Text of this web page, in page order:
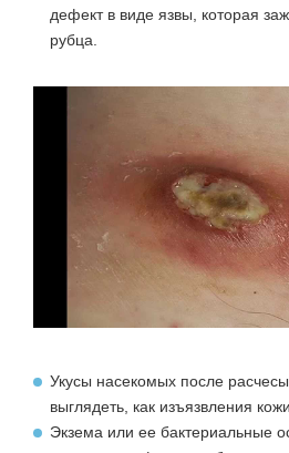
дефект в виде язвы, которая
рубца.
Укусы насекомых после
выглядеть, как изъязвления
Экзема или ее бактериальные